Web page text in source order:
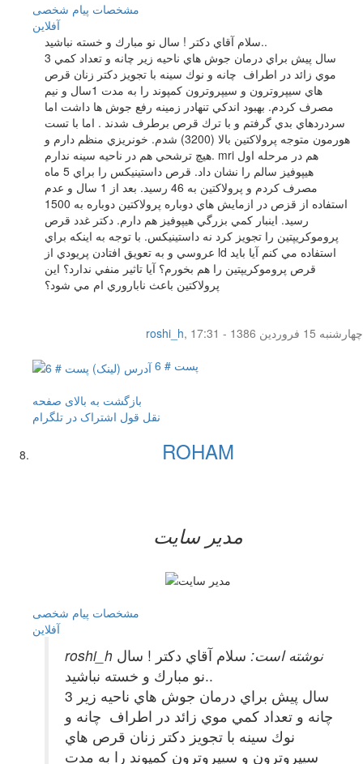
مشخصات پیام شخصی
آفلاين
سلام آقاي دكتر ! سال نو مبارك و خسته نباشيد..
3 سال پيش براي درمان جوش هاي ناحيه زير چانه و تعداد كمي
موي زائد در اطراف چانه و نوك سينه با تجويز دكتر زنان قرص
هاي سيپروترون و سيپروترون كمپوند را به مدت 1سال و نيم
مصرف كردم. بهبود اندكي تنهادر زمينه رفع جوش ها داشت اما
سردردهاي بدي گرفتم و با ترك قرص برطرف شدند . اما با تست
هورمون متوجه پرولاكتين بالا (3200) شدم. خونريزي منظم دارم و
هيچ ترشحي هم در ناحيه سينه ندارم. mri هم در مرحله اول
هيپوفيز سالم را نشان داد. قرص داستينيكس را براي 5 ماه
مصرف كردم و پرولاكتين به 46 رسيد. بعد از 1 سال و عدم
استفاده از قزص در ازمايش هاي دوباره پرولاكتين دوباره به 1500
رسيد. اينبار كمي بزرگي هيپوفيز هم دارم. دكتر غدد قرص
پروموكريپتين را تجويز كرد نه داستينيكس. با توجه به اينكه براي
عروسي و به تعويق افتادن پريودي از ld استفاده مي كنم آيا بايد
قرص پروموكريپتين را هم بخورم؟ آيا تاثير منفي ندارد؟ اين
پرولاكتين باعث ناباروري ام مي شود؟
roshi_h,
چهار‌شنبه 15 فروردین 1386 - 17:31
پست # 6
بازگشت به بالای صفحه
نقل قول اشتراک در تلگرام
ROHAM
مدیر سایت
مشخصات پیام شخصی
آفلاين
roshi_h نوشته است: سلام آقاي دكتر ! سال
نو مبارك و خسته نباشيد..
3 سال پيش براي درمان جوش هاي ناحيه زير
چانه و تعداد كمي موي زائد در اطراف چانه و
نوك سينه با تجويز دكتر زنان قرص هاي
سيپروترون و سيپروترون كمپوند را به مدت